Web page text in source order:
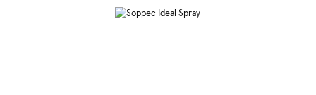
Bildergalerie überspringen